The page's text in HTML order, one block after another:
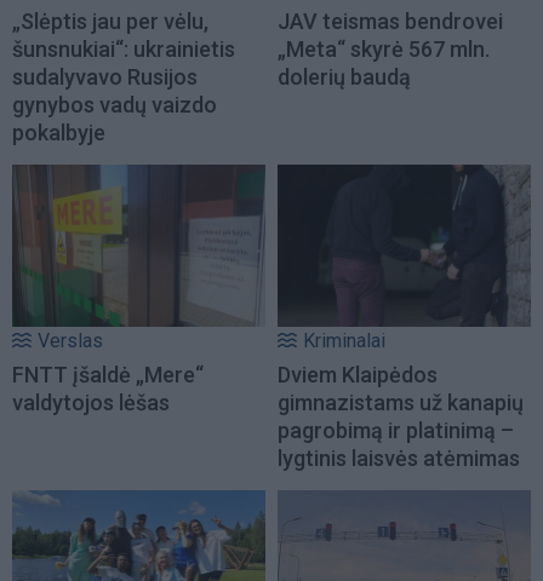
„Slėptis jau per vėlu,
šunsnukiai“: ukrainietis
sudalyvavo Rusijos
gynybos vadų vaizdo
pokalbyje
JAV teismas bendrovei
„Meta“ skyrė 567 mln.
dolerių baudą
Verslas
FNTT įšaldė „Mere“
valdytojos lėšas
Kriminalai
Dviem Klaipėdos
gimnazistams už kanapių
pagrobimą ir platinimą –
lygtinis laisvės atėmimas